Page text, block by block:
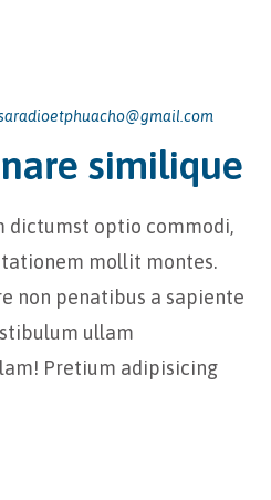
similique
dictumst optio commodi,
mollit montes.
non penatibus a sapiente
ullam
Pretium adipisicing